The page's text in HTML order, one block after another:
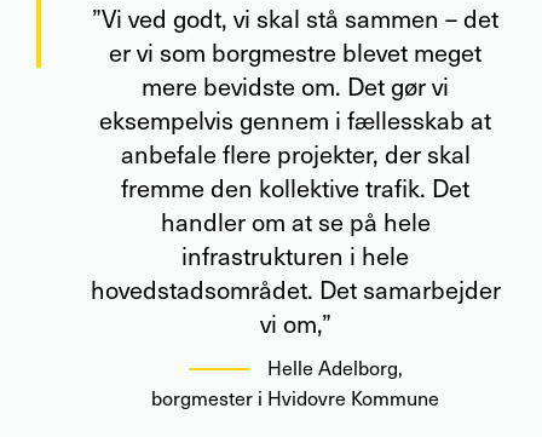
”Vi ved godt, vi skal stå sammen – det
er vi som borgmestre blevet meget
mere bevidste om. Det gør vi
eksempelvis gennem i fællesskab at
anbefale flere projekter, der skal
fremme den kollektive trafik. Det
handler om at se på hele
infrastrukturen i hele
hovedstadsområdet. Det samarbejder
vi om,”
Helle Adelborg,
borgmester i Hvidovre Kommune